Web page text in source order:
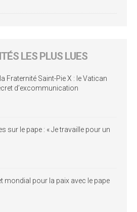
LES PLUS LUES
Fraternité Saint-Pie X : le Vatican
d’excommunication
sur le pape : « Je travaille pour un
mondial pour la paix avec le pape